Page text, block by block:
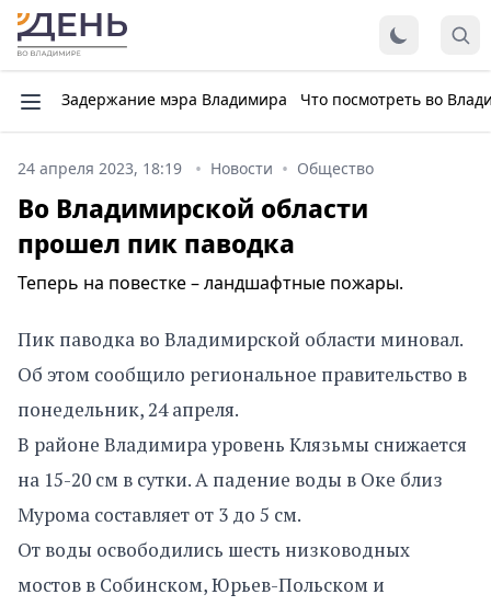
Задержание мэра Владимира Что посмотреть во
24 апреля 2023, 18:19 Новости Общество
Во Владимирской области
прошел пик паводка
Теперь на повестке – ландшафтные пожары.
Пик паводка во Владимирской области миновал.
Об этом сообщило региональное правительство в
понедельник, 24 апреля.
В районе Владимира уровень Клязьмы снижается
на 15-20 см в сутки. А падение воды в Оке близ
Мурома составляет от 3 до 5 см.
От воды освободились шесть низководных
мостов в Собинском, Юрьев-Польском и